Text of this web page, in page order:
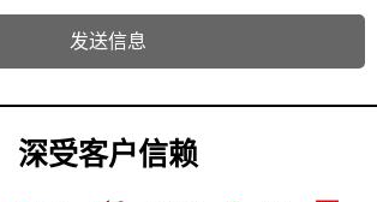
发送信息
深受客户信赖